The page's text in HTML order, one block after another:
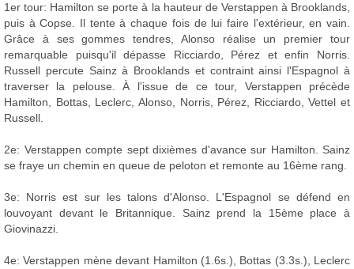
1er tour: Hamilton se porte à la hauteur de Verstappen à Brooklands,
puis à Copse. Il tente à chaque fois de lui faire l'extérieur, en vain.
Grâce à ses gommes tendres, Alonso réalise un premier tour
remarquable puisqu'il dépasse Ricciardo, Pérez et enfin Norris.
Russell percute Sainz à Brooklands et contraint ainsi l'Espagnol à
traverser la pelouse. À l'issue de ce tour, Verstappen précède
Hamilton, Bottas, Leclerc, Alonso, Norris, Pérez, Ricciardo, Vettel et
Russell.
2e: Verstappen compte sept dixièmes d'avance sur Hamilton. Sainz
se fraye un chemin en queue de peloton et remonte au 16ème rang.
3e: Norris est sur les talons d'Alonso. L'Espagnol se défend en
louvoyant devant le Britannique. Sainz prend la 15ème place à
Giovinazzi.
4e: Verstappen mène devant Hamilton (1.6s.), Bottas (3.3s.), Leclerc